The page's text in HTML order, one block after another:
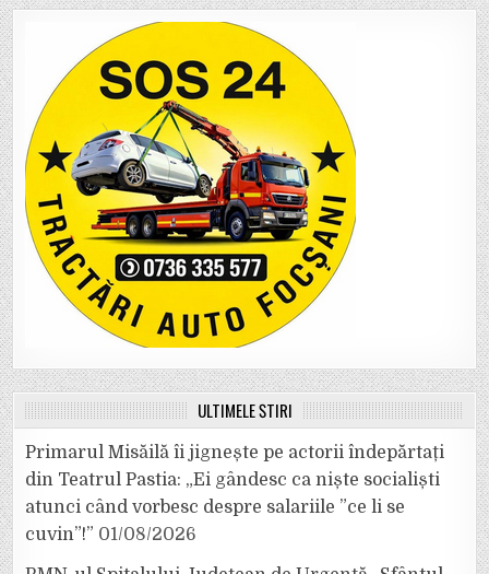
ULTIMELE ȘTIRI
Primarul Misăilă îi jignește pe actorii îndepărtați
din Teatrul Pastia: „Ei gândesc ca niște socialiști
atunci când vorbesc despre salariile ”ce li se
cuvin”!” 01/08/2026